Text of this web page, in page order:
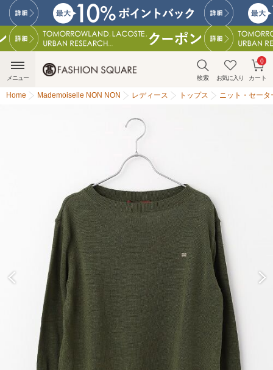
検索 お気に入り カート
0
メニュー
Home Mademoiselle NON NON レディース トップス ニット・セータ